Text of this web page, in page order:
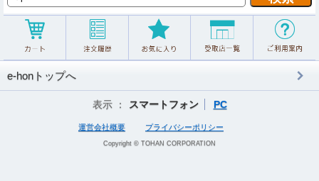
e-honトップへ
表示 ： スマートフォン PC
運営会社概要 プライバシーポリシー
Copyright © TOHAN CORPORATION